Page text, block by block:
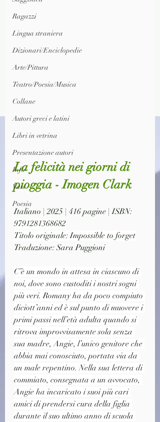
Ragazzi
Lingua straniera
Dizionari/Enciclopedie
Arte/Pittura
Teatro/Poesia/Musica
Collane
Autori greci e latini
Libri in vetrina
Presentazione autori
Info
Vari
Poesia
La felicità nei giorni di
pioggia - Imogen Clark
Italiano | 2025 | 416 pagine | ISBN:
9791281368682
Titolo originale: Impossible to forget
Traduzione: Sara Puggioni
C’è un mondo in attesa in ciascuno di
noi, dove sono custoditi i nostri sogni
più veri. Romany ha da poco compiuto
diciott’anni ed è sul punto di muovere i
primi passi nell’età adulta quando si
ritrova improvvisamente sola senza
sua madre, Angie, l’unico genitore che
abbia mai conosciuto, portata via da
un male repentino. Nella sua lettera di
commiato, consegnata a un avvocato,
Angie ha incaricato i suoi più cari
amici di prendersi cura della figlia
durante il suo ultimo anno di scuola